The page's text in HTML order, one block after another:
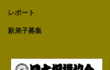
レポート
新弟子募集